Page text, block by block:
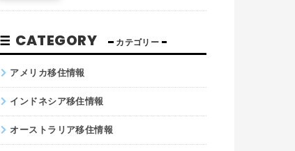
パキスタン
CATEGORY カテゴリー
アメリカ移住情報
インドネシア移住情報
オーストラリア移住情報